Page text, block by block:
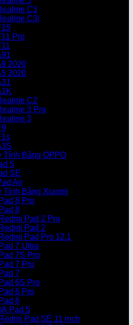
C3
C3i
Pro
2020
2020
C2
3 Pro
3
Tính Bảng OPPO
5
SE
Air
Tính Bảng Xiaomi
8 Pro
8
Pad 2 Pro
Pad 2
Pad Pro 12.1
7 Ultra
7S Pro
7 Pro
7
6S Pro
6 Pro
6
Pad 5
Pad SE 11 inch